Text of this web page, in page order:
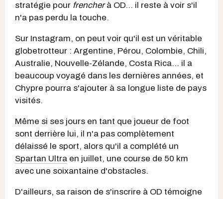
stratégie pour frencherà OD... il reste à voir s'il
n'a pas perdu la touche.
Sur Instagram, on peut voir qu'il est un véritable
globetrotteur : Argentine, Pérou, Colombie, Chili,
Australie, Nouvelle-Zélande, Costa Rica... il a
beaucoup voyagé dans les dernières années, et
Chypre pourra s'ajouter à sa longue liste de pays
visités.
Même si ses jours en tant que joueur de foot
sont derrière lui, il n'a pas complètement
délaissé le sport, alors qu'il a complété un
Spartan Ultra en juillet, une course de 50 km
avec une soixantaine d'obstacles.
D'ailleurs, sa raison de s'inscrire à OD témoigne